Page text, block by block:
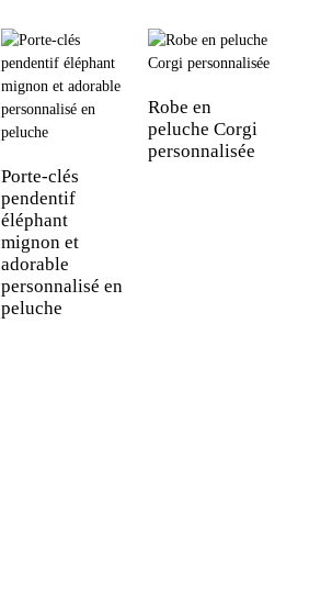
Porte-clés
pendentif
éléphant
mignon et
adorable
personnalisé en
peluche
Robe en
peluche Corgi
personnalisée